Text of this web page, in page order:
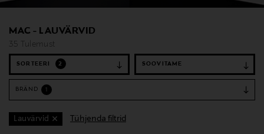
MAC - LAUVÄRVID
35 Tulemust
SORTEERI 2
BRÄND
Lauvärvid Tühjenda filtrid